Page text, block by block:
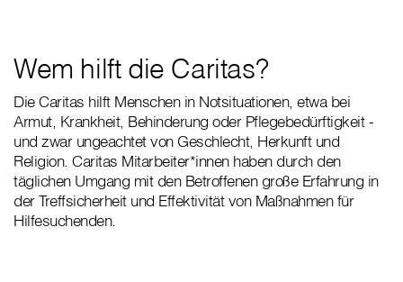
Wem hilft die Caritas?
Die Caritas hilft Menschen in Notsituationen, etwa bei
Armut, Krankheit, Behinderung oder Pflegebedürftigkeit -
und zwar ungeachtet von Geschlecht, Herkunft und
Religion. Caritas Mitarbeiter*innen haben durch den
täglichen Umgang mit den Betroffenen große Erfahrung in
der Treffsicherheit und Effektivität von Maßnahmen für
Hilfesuchenden.